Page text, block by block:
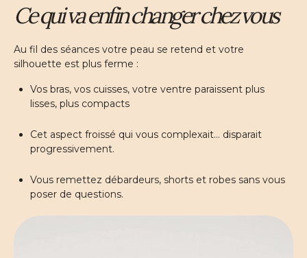
Ce qui va enfin changer chez vous
Au fil des séances votre peau se retend et votre
silhouette est plus ferme :
Vos bras, vos cuisses, votre ventre paraissent plus
lisses, plus compacts
Cet aspect froissé qui vous complexait… disparait
progressivement.
Vous remettez débardeurs, shorts et robes sans vous
poser de questions.